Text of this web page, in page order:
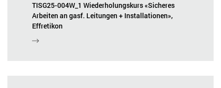
TISG25-004W_1 Wiederholungskurs «Sicheres
Arbeiten an gasf. Leitungen + Installationen»,
Effretikon